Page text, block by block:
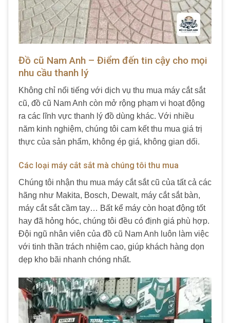
Đồ cũ Nam Anh – Điểm đến tin cậy cho mọi
nhu cầu thanh lý
Không chỉ nổi tiếng với dịch vụ thu mua máy cắt sắt
cũ, đồ cũ Nam Anh còn mở rộng phạm vi hoạt động
ra các lĩnh vực thanh lý đồ dùng khác. Với nhiều
năm kinh nghiệm, chúng tôi cam kết thu mua giá trị
thực của sản phẩm, không ép giá, không gian dối.
Các loại máy cắt sắt mà chúng tôi thu mua
Chúng tôi nhận thu mua máy cắt sắt cũ của tất cả các
hãng như Makita, Bosch, Dewalt, máy cắt sắt bàn,
máy cắt sắt cầm tay… Bất kể máy còn hoạt động tốt
hay đã hỏng hóc, chúng tôi đều có định giá phù hợp.
Đội ngũ nhân viên của đồ cũ Nam Anh luôn làm việc
với tinh thần trách nhiệm cao, giúp khách hàng dọn
dẹp kho bãi nhanh chóng nhất.